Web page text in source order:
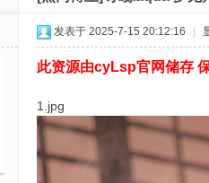
发表于 2025-7-15 20:12:16
此资源由cyLsp官网储存
1.jpg